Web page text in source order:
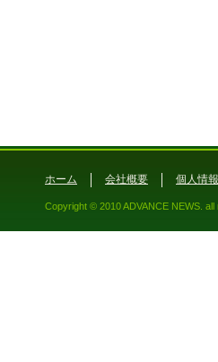
ホーム 会社概要 個人情
Copyright © 2010 ADVANCE NEWS. all